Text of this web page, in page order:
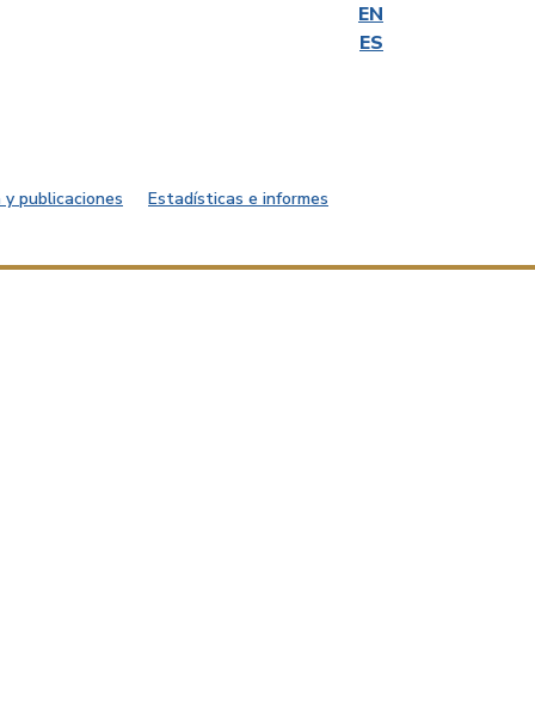
EN
ES
publicaciones Estadísticas e informes